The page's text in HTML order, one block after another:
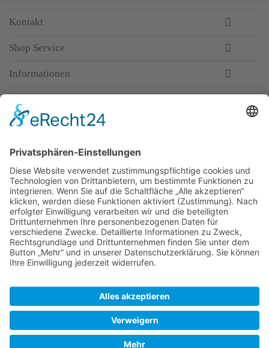
Kontakt
Shop Service
Informationen
Top-Anbieter
Spitzenqualität
Kompetente Beratung
Partner
* Alle Preise inkl. gesetzl. Mehrwertsteuer, inkl. Versandkosten
Warum WACCEX?
Allgemeine Geschäftsbedingungen und Kundeninformationen